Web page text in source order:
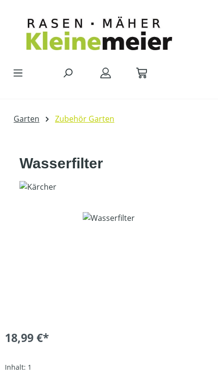
Garten Zubehör Garten
Wasserfilter
Bildergalerie überspringen
18,99 €*
Inhalt: 1